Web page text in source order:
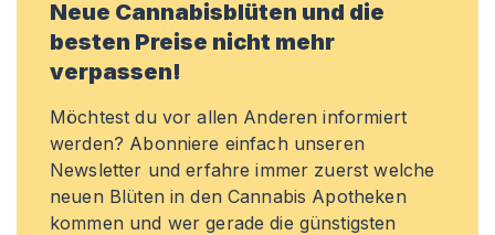
Neue Cannabisblüten und die
besten Preise nicht mehr
verpassen!
Möchtest du vor allen Anderen informiert
werden? Abonniere einfach unseren
Newsletter und erfahre immer zuerst welche
neuen Blüten in den Cannabis Apotheken
kommen und wer gerade die günstigsten